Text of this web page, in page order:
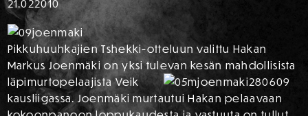
21.022010
Pikkuhuuhkajien Tshekki-otteluun valittu Hakan
Markus Joenmäki on yksi tulevan kesän mahdollisista
läpimurtopelaajista Veik
kausliigassa. Joenmäki murtautui Hakan pelaavaan